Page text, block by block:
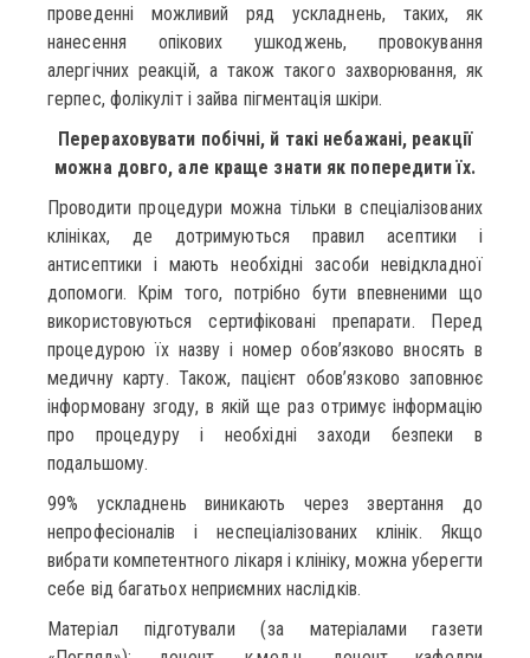
проведенні можливий ряд ускладнень, таких, як
нанесення опікових ушкоджень, провокування
алергічних реакцій, а також такого захворювання, як
герпес, фолікуліт і зайва пігментація шкіри.
Перераховувати побічні, й такі небажані, реакції
можна довго, але краще знати як попередити їх.
Проводити процедури можна тільки в спеціалізованих
клініках, де дотримуються правил асептики і
антисептики і мають необхідні засоби невідкладної
допомоги. Крім того, потрібно бути впевненими що
використовуються сертифіковані препарати. Перед
процедурою їх назву і номер обов’язково вносять в
медичну карту. Також, пацієнт обов’язково заповнює
інформовану згоду, в якій ще раз отримує інформацію
про процедуру і необхідні заходи безпеки в
подальшому.
99% ускладнень виникають через звертання до
непрофесіоналів і неспеціалізованих клінік. Якщо
вибрати компетентного лікаря і клініку, можна уберегти
себе від багатьох неприємних наслідків.
Матеріал підготували (за матеріалами газети